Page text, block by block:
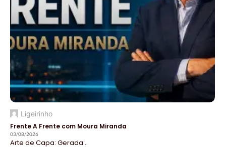
Ligeirinho
Frente A Frente com Moura Miranda
03/08/2026
Arte de Capa: Gerada...